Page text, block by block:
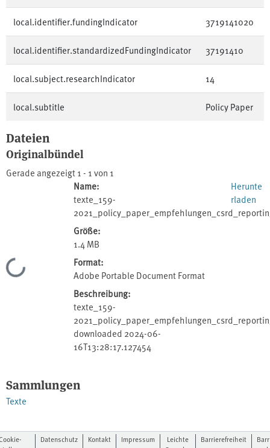
local.identifier.fundingIndicator 3719141020
local.identifier.standardizedFundingIndicator 37191410
local.subject.researchIndicator 14
local.subtitle Policy Paper
Dateien
Originalbündel
Gerade angezeigt1 - 1 von 1
Lade...
Name:
texte_159-
Größe:
1.4 MB
Format:
Adobe Portable Document Format
Beschreibung:
texte_159-
downloaded 2024-06-
16T13:28:17.127454
Herunte
rladen
Sammlungen
Texte
Datenschutz Kontakt Impressum
Leichte
Barrierefreiheit